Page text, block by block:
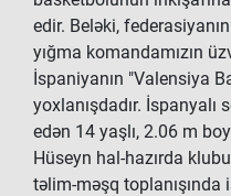
edir. Beləki,
yığma komandamızın
İspaniyanın "Valensiya
yoxlanışdadır.
edən 14 yaşlı, 2.06 m
Hüseyn hal-hazırda
təlim-məşq